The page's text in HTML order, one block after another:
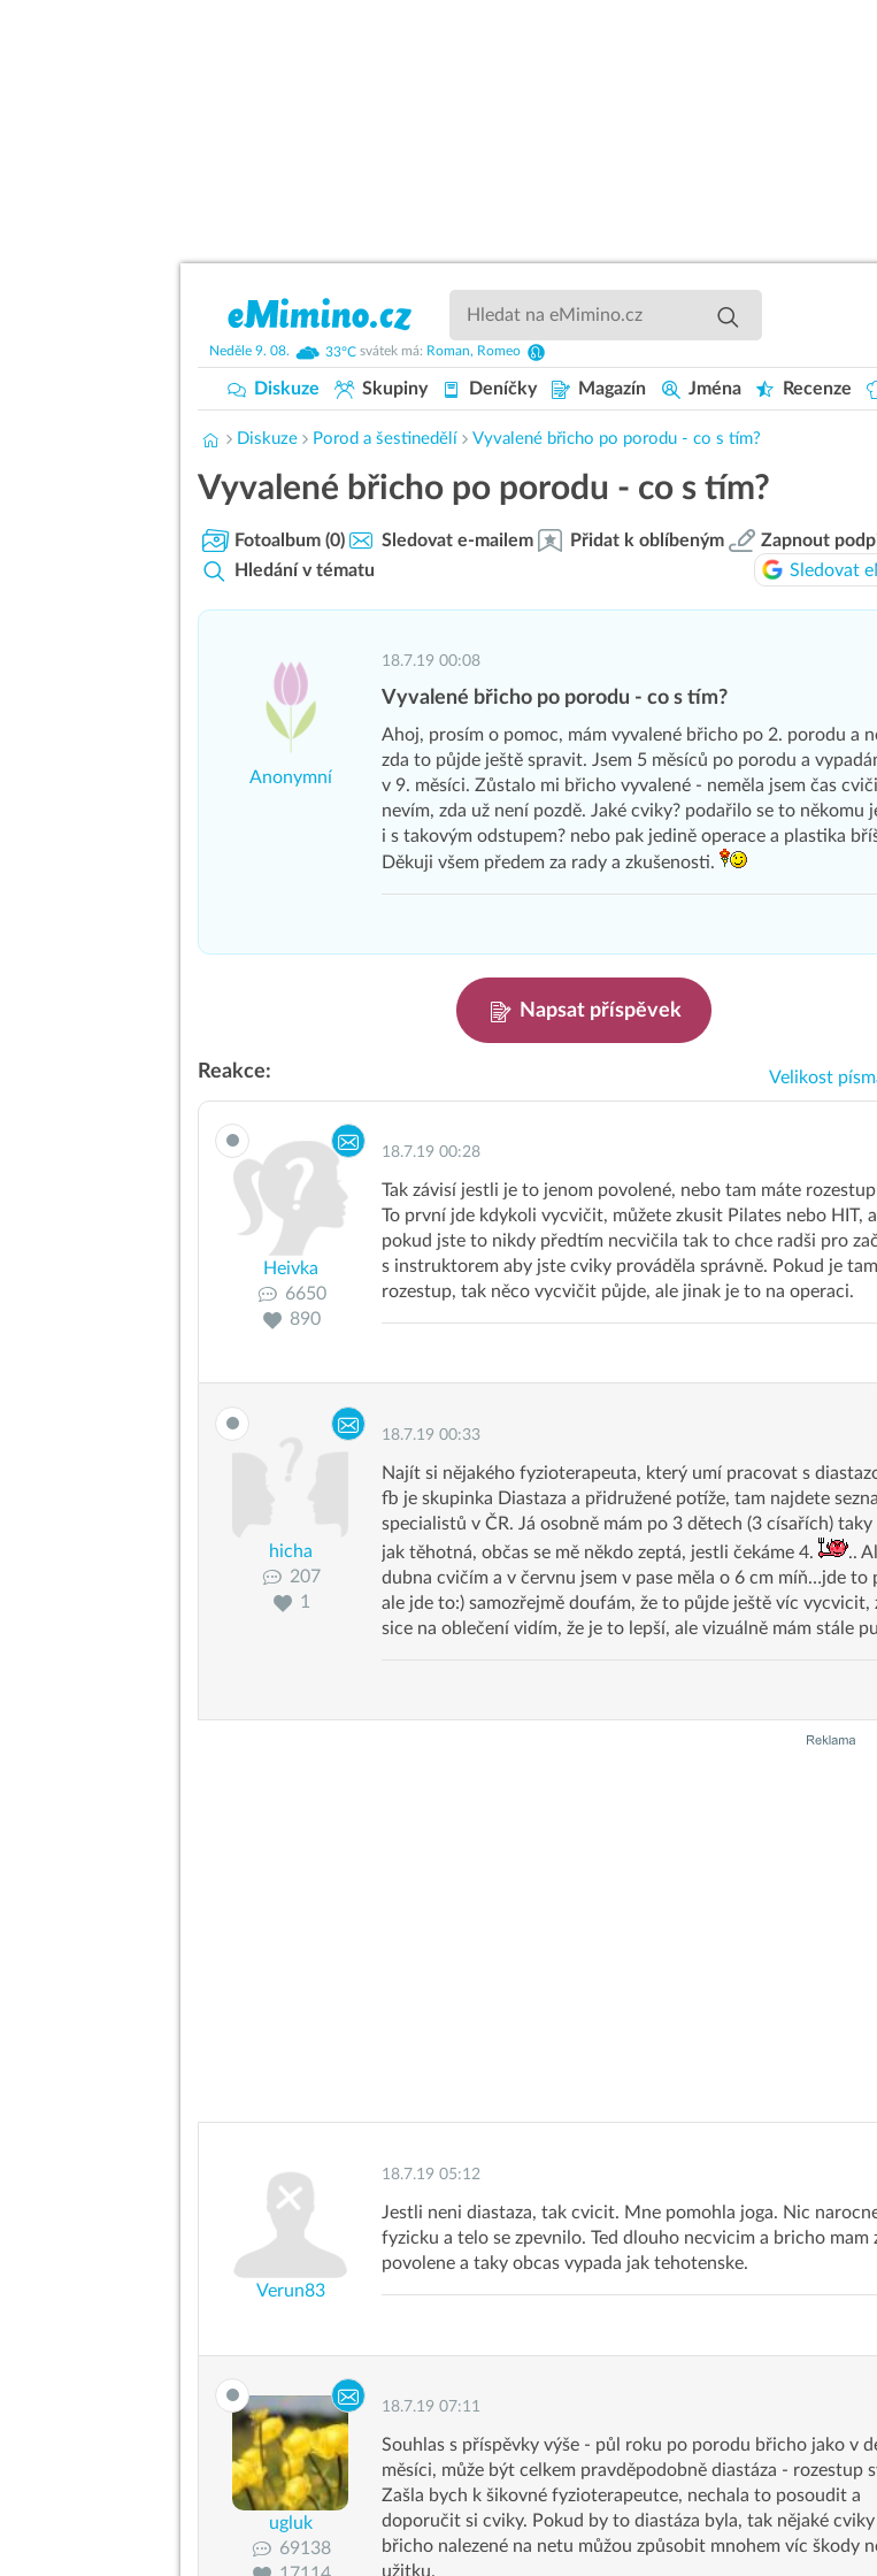
Neděle 9. 08. 33°C svátek má: Roman, Romeo
Diskuze Skupiny Deníčky Magazín Jména Recenze
Diskuze Porod a šestinedělí Vyvalené břicho po porodu - co s tím?
Vyvalené břicho po porodu - co s tím?
Fotoalbum (0) Sledovat e-mailem Přidat k oblíbeným
Zapnout
Hledání v tématu
Sledovat
Anonymní
18.7.19 00:08
Vyvalené břicho po porodu - co s tím?
Ahoj, prosím o pomoc, mám vyvalené břicho po 2. porodu a
zda to půjde ještě spravit. Jsem 5 měsíců po porodu a
v 9. měsíci. Zůstalo mi břicho vyvalené - neměla jsem čas
nevím, zda už není pozdě. Jaké cviky? podařilo se to někomu
i s takovým odstupem? nebo pak jedině operace a plastika
Děkuji všem předem za rady a zkušenosti.
Napsat příspěvek
Reakce: Velikost
Heivka
6650
890
18.7.19 00:28
Tak závisí jestli je to jenom povolené, nebo tam máte
To první jde kdykoli vycvičit, můžete zkusit Pilates nebo HIT,
pokud jste to nikdy předtím necvičila tak to chce radši pro
s instruktorem aby jste cviky prováděla správně. Pokud je tam
rozestup, tak něco vycvičit půjde, ale jinak je to na operaci.
hicha
207
1
18.7.19 00:33
Najít si nějakého fyzioterapeuta, který umí pracovat s
fb je skupinka Diastaza a přidružené potíže, tam najdete
specialistů v ČR. Já osobně mám po 3 dětech (3 císařích)
jak těhotná, občas se mě někdo zeptá, jestli čekáme 4.
..
dubna cvičím a v červnu jsem v pase měla o 6 cm míň…jde to
ale jde to:) samozřejmě doufám, že to půjde ještě víc vycvicit,
sice na oblečení vidím, že je to lepší, ale vizuálně mám stále
Verun83
18.7.19 05:12
Jestli neni diastaza, tak cvicit. Mne pomohla joga. Nic
fyzicku a telo se zpevnilo. Ted dlouho necvicim a bricho mam
povolene a taky obcas vypada jak tehotenske.
ugluk
69138
18.7.19 07:11
Souhlas s příspěvky výše - půl roku po porodu břicho jako v
měsíci, může být celkem pravděpodobně diastáza - rozestup
Zašla bych k šikovné fyzioterapeutce, nechala to posoudit a
doporučit si cviky. Pokud by to diastáza byla, tak nějaké cviky
břicho nalezené na netu můžou způsobit mnohem víc škody
užitku.